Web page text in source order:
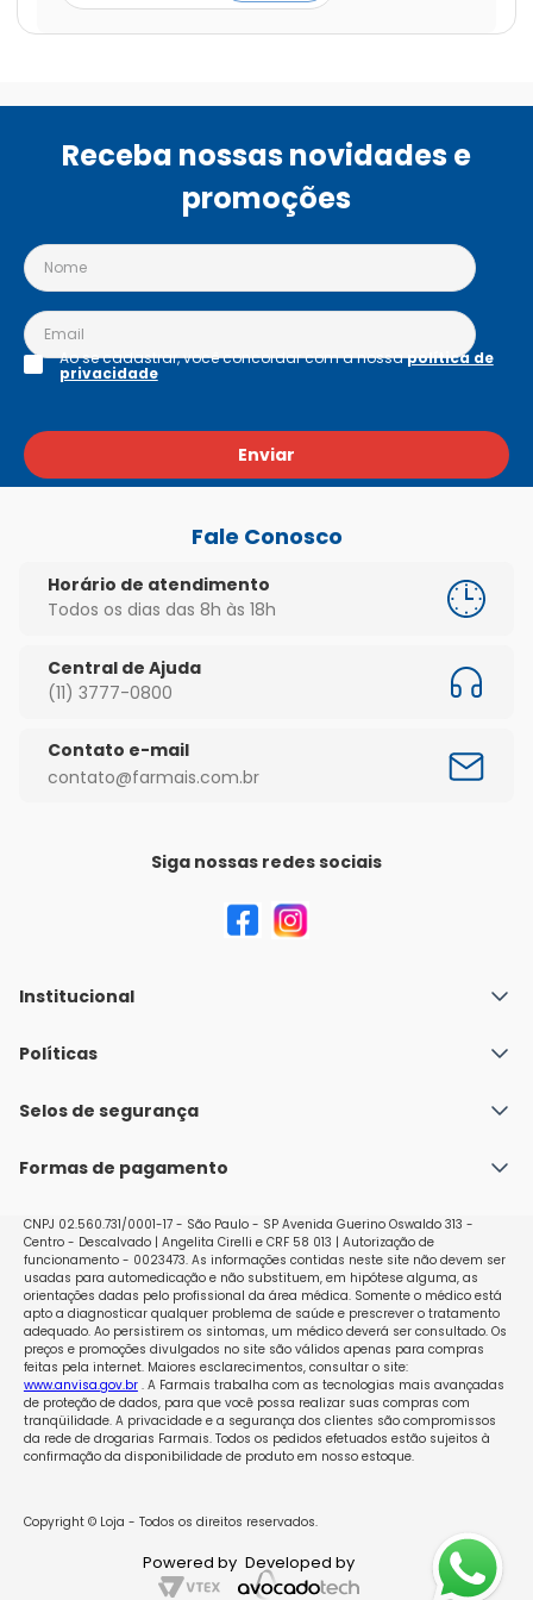
Receba nossas novidades e
promoções
Enviar
Ao se cadastrar, você concordar com a nossapolítica de
privacidade
Fale Conosco
Horário de atendimento
Todos os dias das 8h às 18h
Central de Ajuda
(11) 3777-0800
Contato e-mail
contato@farmais.com.br
Siga nossas redes sociais
Institucional
Quem Somos
Nossas lojas
Políticas
Política de Envio
Políticas de Trocas e Devoluções
Selos de segurança
Formas de pagamento
CNPJ 02.560.731/0001-17 - São Paulo - SP Avenida Guerino Oswaldo 313 -
Centro - Descalvado | Angelita Cirelli e CRF 58 013 | Autorização de
funcionamento - 0023473. As informações contidas neste site não devem ser
usadas para automedicação e não substituem, em hipótese alguma, as
orientações dadas pelo profissional da área médica. Somente o médico está
apto a diagnosticar qualquer problema de saúde e prescrever o tratamento
adequado. Ao persistirem os sintomas, um médico deverá ser consultado. Os
preços e promoções divulgados no site são válidos apenas para compras
feitas pela internet. Maiores esclarecimentos, consultar o site:
www.anvisa.gov.br. A Farmais trabalha com as tecnologias mais avançadas
de proteção de dados, para que você possa realizar suas compras com
tranqüilidade. A privacidade e a segurança dos clientes são compromissos
da rede de drogarias Farmais. Todos os pedidos efetuados estão sujeitos à
confirmação da disponibilidade de produto em nosso estoque.
Copyright © Loja - Todos os direitos reservados.
Powered by Developed by